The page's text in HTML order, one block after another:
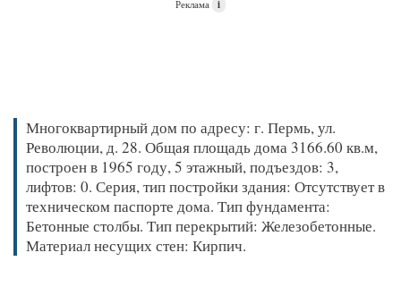
Реклама i
Многоквартирный дом по адресу: г. Пермь, ул.
Революции, д. 28. Общая площадь дома 3166.60 кв.м,
построен в 1965 году, 5 этажный, подъездов: 3,
лифтов: 0. Серия, тип постройки здания: Отсутствует в
техническом паспорте дома. Тип фундамента:
Бетонные столбы. Тип перекрытий: Железобетонные.
Материал несущих стен: Кирпич.